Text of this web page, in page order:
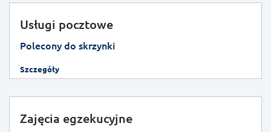
Usługi pocztowe
Polecony do skrzynki
Szczegóły
Zajęcia egzekucyjne